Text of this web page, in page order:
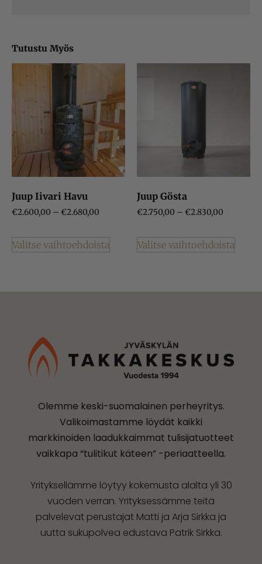
Tutustu Myös
Juup Iivari Havu
€2.600,00 – €2.680,00
Valitse vaihtoehdoista
Juup Gösta
€2.750,00 – €2.830,00
Valitse vaihtoehdoista
Olemme keski-suomalainen perheyritys.
Valikoimastamme löydät kaikki
markkinoiden laadukkaimmat tulisijatuotteet
vaikkapa “tulitikut käteen” -periaatteella.
Yrityksellämme löytyy kokemusta alalta yli 30
vuoden verran. Yrityksessämme teitä
palvelevat perustajat Matti ja Arja Sirkka ja
uutta sukupolvea edustava Patrik Sirkka.